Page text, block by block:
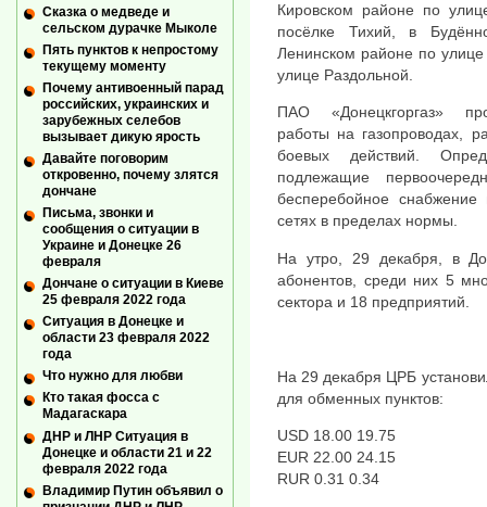
Кировском районе по
посёлке Тихий, в
Ленинском районе по
улице Раздольной.
ПАО «Донецкгоргаз»
работы на газопроводах,
боевых действий.
подлежащие
бесперебойное снабжение
сетях в пределах нормы.
На утро, 29 декабря, в
абонентов, среди них 5
сектора и 18 предприятий.
На 29 декабря ЦРБ
для обменных пунктов:
USD 18.00 19.75
EUR 22.00 24.15
RUR 0.31 0.34
Сказка о медведе и
сельском дурачке Мыколе
Пять пунктов к непростому
текущему моменту
Почему антивоенный парад
российских, украинских и
зарубежных селебов
вызывает дикую ярость
Давайте поговорим
откровенно, почему злятся
дончане
Письма, звонки и
сообщения о ситуации в
Украине и Донецке 26
февраля
Дончане о ситуации в Киеве
25 февраля 2022 года
Ситуация в Донецке и
области 23 февраля 2022
года
Что нужно для любви
Кто такая фосса с
Мадагаскара
ДНР и ЛНР Ситуация в
Донецке и области 21 и 22
февраля 2022 года
Владимир Путин объявил о